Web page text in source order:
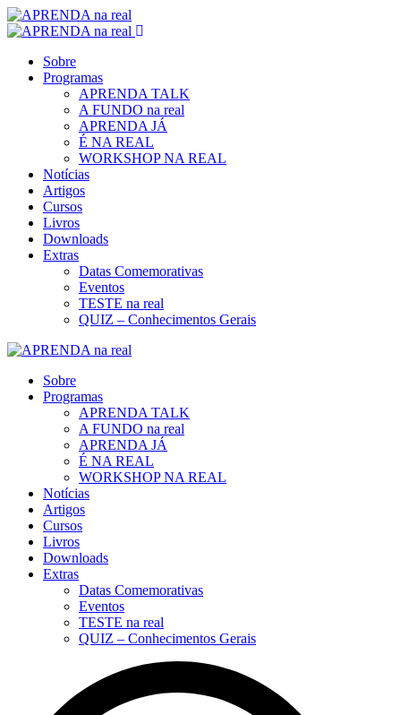
Sobre
Programas
APRENDA TALK
A FUNDO na real
APRENDA JÁ
É NA REAL
WORKSHOP NA REAL
Notícias
Artigos
Cursos
Livros
Downloads
Extras
Datas Comemorativas
Eventos
TESTE na real
QUIZ – Conhecimentos Gerais
Sobre
Programas
APRENDA TALK
A FUNDO na real
APRENDA JÁ
É NA REAL
WORKSHOP NA REAL
Notícias
Artigos
Cursos
Livros
Downloads
Extras
Datas Comemorativas
Eventos
TESTE na real
QUIZ – Conhecimentos Gerais